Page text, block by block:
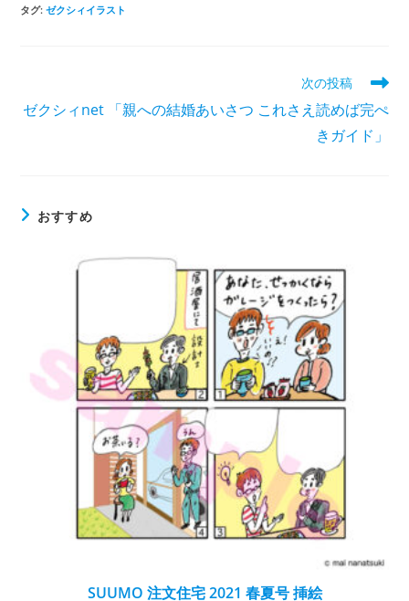
タグ:ゼクシィイラスト
次の投稿
ゼクシィnet 「親への結婚あいさつ これさえ読めば完ぺ
きガイド」
おすすめ
SUUMO 注文住宅 2021 春夏号 挿絵